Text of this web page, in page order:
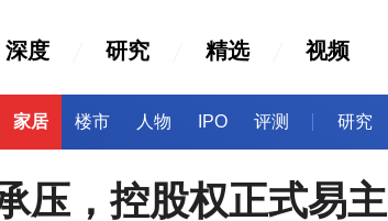
深度 研究 精选 视频
家居 楼市 人物 IPO 评测 研究
压，控股权正式易主